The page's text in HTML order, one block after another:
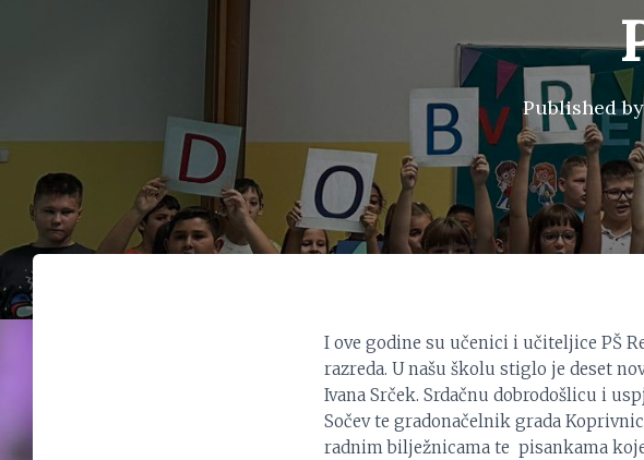
Published by
I ove godine su učenici i učiteljice PŠ
razreda. U našu školu stiglo je deset
Ivana Srček. Srdačnu dobrodošlicu i
Sočev te gradonačelnik grada
radnim bilježnicama te pisankama